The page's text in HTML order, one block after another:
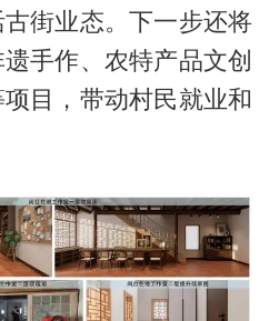
街业态。下一步还将
手作、农特产品文创
目，带动村民就业和